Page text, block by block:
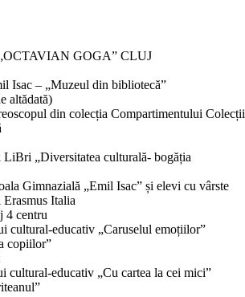
GOGA” CLUJ
Isac – „Muzeul din bibliotecă”
altădată)
din colecția Compartimentului Colecții
„Diversitatea culturală- bogăția
Gimnazială „Emil Isac” și elevi cu vârste
Italia
4 centru
cultural-educativ „Caruselul emoțiilor”
copiilor”
cultural-educativ „Cu cartea la cei mici”